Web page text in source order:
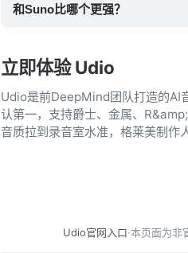
和Suno比哪个更强？
立即体验 Udio
Udio是前DeepMind团队打造的AI
认第一，支持爵士、金属、
音质拉到录音室水准，格莱美制作
Udio官网入口·本页面为非